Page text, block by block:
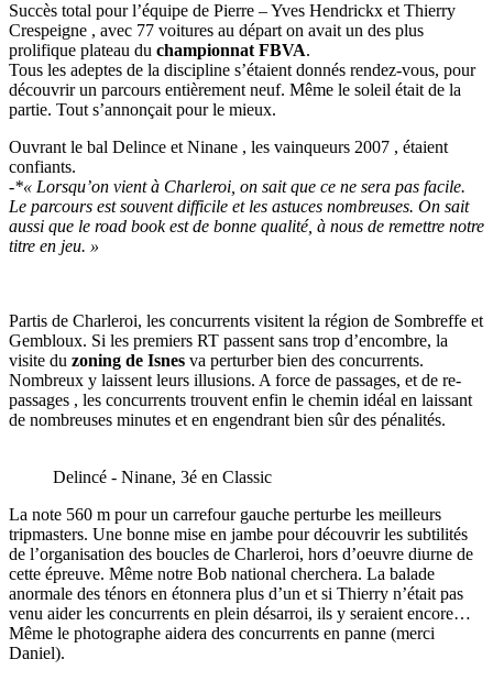
Succès total pour l’équipe de Pierre – Yves Hendrickx et Thierry
Crespeigne , avec 77 voitures au départ on avait un des plus
prolifique plateau du championnat FBVA.
Tous les adeptes de la discipline s’étaient donnés rendez-vous, pour
découvrir un parcours entièrement neuf. Même le soleil était de la
partie. Tout s’annonçait pour le mieux.
Ouvrant le bal Delince et Ninane , les vainqueurs 2007 , étaient
confiants.
-*« Lorsqu’on vient à Charleroi, on sait que ce ne sera pas facile.
Le parcours est souvent difficile et les astuces nombreuses. On sait
aussi que le road book est de bonne qualité, à nous de remettre notre
titre en jeu. »
Partis de Charleroi, les concurrents visitent la région de Sombreffe et
Gembloux. Si les premiers RT passent sans trop d’encombre, la
visite du zoning de Isnes va perturber bien des concurrents.
Nombreux y laissent leurs illusions. A force de passages, et de re-
passages , les concurrents trouvent enfin le chemin idéal en laissant
de nombreuses minutes et en engendrant bien sûr des pénalités.
Delincé - Ninane, 3é en Classic
La note 560 m pour un carrefour gauche perturbe les meilleurs
tripmasters. Une bonne mise en jambe pour découvrir les subtilités
de l’organisation des boucles de Charleroi, hors d’oeuvre diurne de
cette épreuve. Même notre Bob national cherchera. La balade
anormale des ténors en étonnera plus d’un et si Thierry n’était pas
venu aider les concurrents en plein désarroi, ils y seraient encore…
Même le photographe aidera des concurrents en panne (merci
Daniel).